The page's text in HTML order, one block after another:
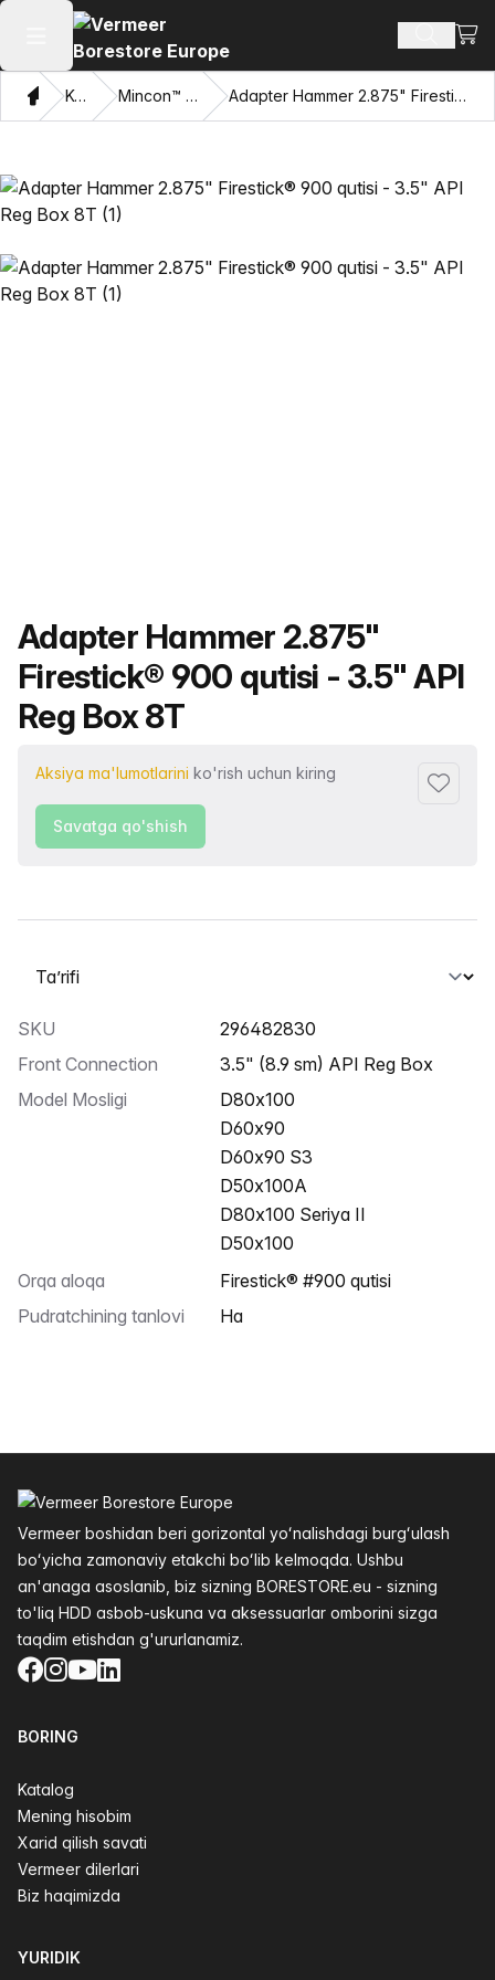
Asosiy menyuni ochish
Bosh sahifa
Katalog Mincon™ HDD bolg'alar Adapter Hammer 2.875" Firestick® 900 qutisi - 3.5" API Reg Box 8T
Mahsulot nomi
Adapter Hammer 2.875"
Firestick® 900 qutisi - 3.5" API
Reg Box 8T
Aksiya ma'lumotlarini ko'rish uchun kiring
Savatga qo'shish
Yorliqni tanlash
SKU
296482830
Front Connection
3.5" (8.9 sm) API Reg Box
Model Mosligi
D80x100
D60x90
D60x90 S3
D50x100A
D80x100 Seriya II
D50x100
Orqa aloqa
Firestick® #900 qutisi
Pudratchining tanlovi
Ha
Vermeer boshidan beri gorizontal yoʻnalishdagi burgʻulash
boʻyicha zamonaviy etakchi boʻlib kelmoqda. Ushbu
an'anaga asoslanib, biz sizning BORESTORE.eu - sizning
to'liq HDD asbob-uskuna va aksessuarlar omborini sizga
taqdim etishdan g'ururlanamiz.
Facebook
Instagram
YouTube
LinkedIn
BORING
Katalog
Mening hisobim
Xarid qilish savati
Vermeer dilerlari
Biz haqimizda
YURIDIK